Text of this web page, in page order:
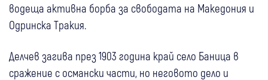
водеща активна борба за свободата на Македония и
Одринска Тракия.
Делчев загива през 1903 година край село Баница в
сражение с османски части, но неговото дело и